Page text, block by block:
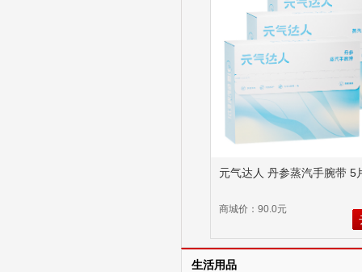
元气达人 丹参蒸汽手腕带 5
商城价：90.0元
生活用品